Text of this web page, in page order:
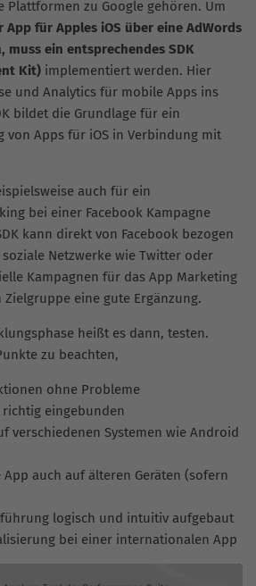
Plattformen zu Google gehören. Um
App für Apples iOS über eine AdWords
muss ein entsprechendes SDK
Kit) implementiert werden. Hier
und Analytics für mobile Apps ins
bildet die Grundlage für ein
von Apps für iOS in Verbindung mit
auch für ein
bei einer Facebook Kampagne
kann direkt von Facebook bezogen
Netzwerke wie Twitter oder
Kampagnen für das App Marketing
Zielgruppe eine gute Ergänzung.
heißt es dann, testen.
zu beachten,
ohne Probleme
richtig eingebunden
verschiedenen Systemen wie Android
auch auf älteren Geräten (sofern
logisch und intuitiv aufgebaut
bei einer internationalen App